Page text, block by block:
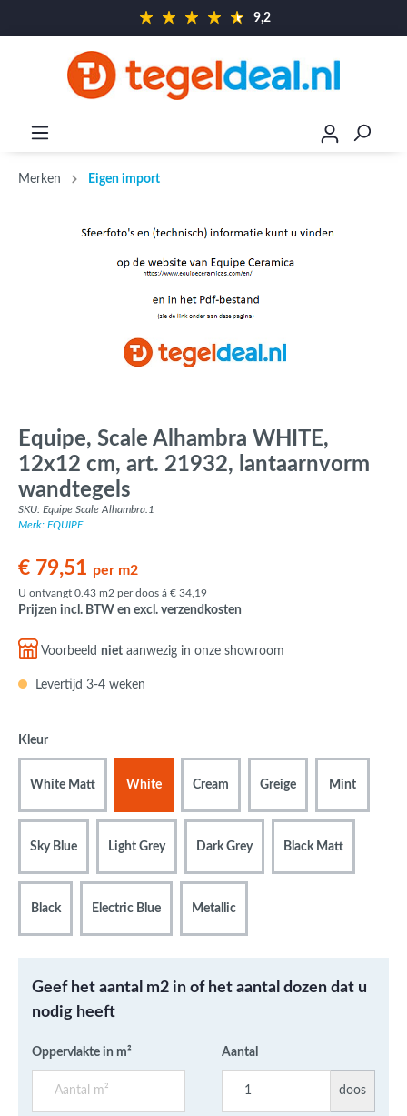
9,2
Merken Eigen import
Equipe, Scale Alhambra WHITE,
12x12 cm, art. 21932, lantaarnvorm
wandtegels
SKU: Equipe Scale Alhambra.1
Merk: EQUIPE
€ 79,51 per m2
U ontvangt 0.43 m2 per doos á € 34,19
Prijzen incl. BTW en excl. verzendkosten
Voorbeeld niet aanwezig in onze showroom
Levertijd 3-4 weken
Kleur
White Matt White Cream Greige Mint
Sky Blue Light Grey Dark Grey Black Matt
Black Electric Blue Metallic
Geef het aantal m2 in of het aantal dozen dat u
nodig heeft
Oppervlakte in m² Aantal
doos